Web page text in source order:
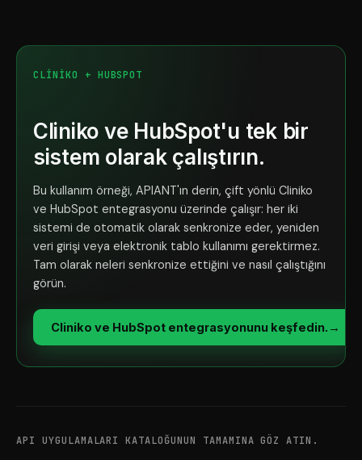
CLINIKO + HUBSPOT
Cliniko ve HubSpot'u tek bir
sistem olarak çalıştırın.
Bu kullanım örneği, APIANT'ın derin, çift yönlü Cliniko
ve HubSpot entegrasyonu üzerinde çalışır: her iki
sistemi de otomatik olarak senkronize eder, yeniden
veri girişi veya elektronik tablo kullanımı gerektirmez.
Tam olarak neleri senkronize ettiğini ve nasıl çalıştığını
görün.
Cliniko ve HubSpot entegrasyonunu keşfedin. →
API UYGULAMALARI KATALOĞUNUN TAMAMINA GÖZ ATIN.